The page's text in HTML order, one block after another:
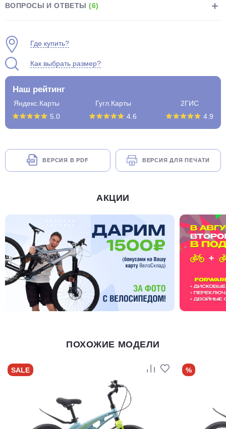
ВОПРОСЫ И ОТВЕТЫ(6)
Где купить?
Как выбрать размер?
Наш рейтинг
Яндекс.Карты
5.0
Гугл.Карты
4.6
2ГИС
4.9
ВЕРСИЯ В PDF ВЕРСИЯ ДЛЯ ПЕЧАТИ
АКЦИИ
ПОХОЖИЕ МОДЕЛИ
SALE %